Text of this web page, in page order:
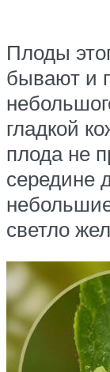
Плоды
бывают и
гладкой
плода не
середине
светло